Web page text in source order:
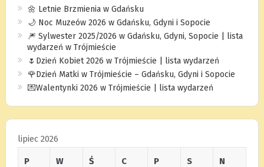
🌼 Letnie Brzmienia w Gdańsku
🌙 Noc Muzeów 2026 w Gdańsku, Gdyni i Sopocie
🎆 Sylwester 2025/2026 w Gdańsku, Gdyni, Sopocie | lista
wydarzeń w Trójmieście
🌷Dzień Kobiet 2026 w Trójmieście | lista wydarzeń
🌹Dzień Matki w Trójmieście – Gdańsku, Gdyni i Sopocie
💌Walentynki 2026 w Trójmieście | lista wydarzeń
lipiec 2026
P W Ś C P S N